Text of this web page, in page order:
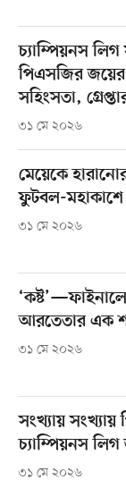
চ্যাম্পিয়নস লিগ
পিএসজির জয়ের
সহিংসতা,
৩১ মে ২০২৬
মেয়েকে
ফুটবল-মহাকাশে
৩১ মে ২০২৬
আরতেতার এক
৩১ মে ২০২৬
সংখ্যায়
চ্যাম্পিয়নস
৩১ মে ২০২৬